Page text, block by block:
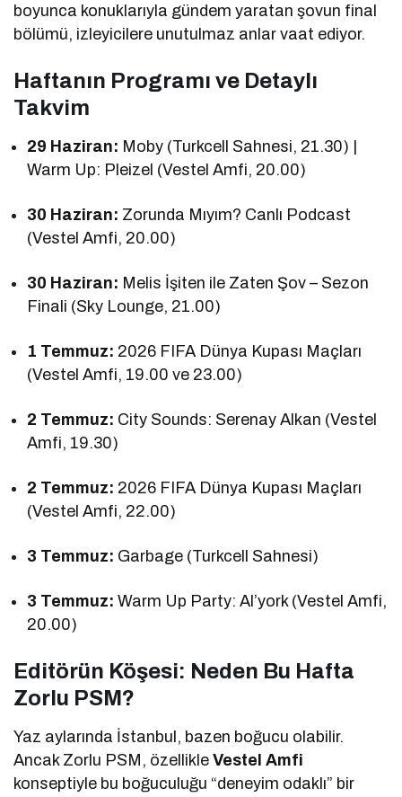
boyunca konuklarıyla gündem yaratan şovun final
bölümü, izleyicilere unutulmaz anlar vaat ediyor.
Haftanın Programı ve Detaylı
Takvim
29 Haziran: Moby (Turkcell Sahnesi, 21.30) |
Warm Up: Pleizel (Vestel Amfi, 20.00)
30 Haziran: Zorunda Mıyım? Canlı Podcast
(Vestel Amfi, 20.00)
30 Haziran: Melis İşiten ile Zaten Şov – Sezon
Finali (Sky Lounge, 21.00)
1 Temmuz: 2026 FIFA Dünya Kupası Maçları
(Vestel Amfi, 19.00 ve 23.00)
2 Temmuz: City Sounds: Serenay Alkan (Vestel
Amfi, 19.30)
2 Temmuz: 2026 FIFA Dünya Kupası Maçları
(Vestel Amfi, 22.00)
3 Temmuz: Garbage (Turkcell Sahnesi)
3 Temmuz: Warm Up Party: Al’york (Vestel Amfi,
20.00)
Editörün Köşesi: Neden Bu Hafta
Zorlu PSM?
Yaz aylarında İstanbul, bazen boğucu olabilir.
Ancak Zorlu PSM, özellikleVestel Amfi
konseptiyle bu boğuculuğu “deneyim odaklı” bir